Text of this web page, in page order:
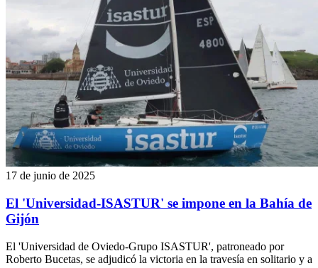
17 de junio de 2025
El 'Universidad-ISASTUR' se impone en la Bahía de
Gijón
El 'Universidad de Oviedo-Grupo ISASTUR', patroneado por
Roberto Bucetas, se adjudicó la victoria en la travesía en solitario y a